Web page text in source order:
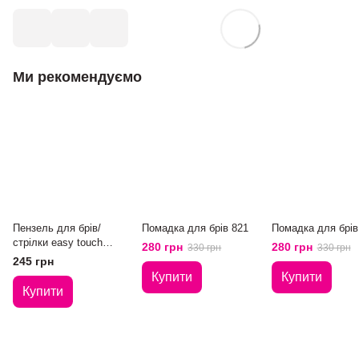
Ми рекомендуємо
Пензель для брів/
стрілки easy touch
ET012
245 грн
Купити
Помадка для брів 821
280 грн 330 грн
Купити
Помадка для
280 грн 330 грн
Купити